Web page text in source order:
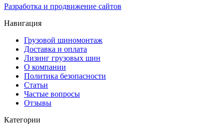
Разработка и продвижение сайтов
Навигация
Грузовой шиномонтаж
Доставка и оплата
Лизинг грузовых шин
О компании
Политика безопасности
Статьи
Частые вопросы
Отзывы
Категории